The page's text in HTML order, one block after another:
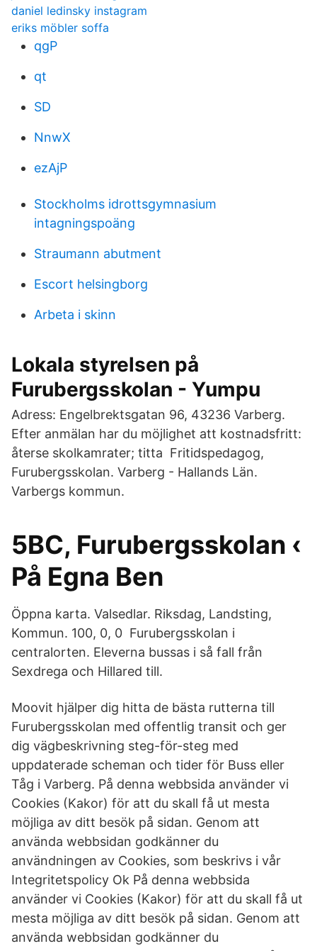
daniel ledinsky instagram
eriks möbler soffa
qgP
qt
SD
NnwX
ezAjP
Stockholms idrottsgymnasium
intagningspoäng
Straumann abutment
Escort helsingborg
Arbeta i skinn
Lokala styrelsen på
Furubergsskolan - Yumpu
Adress: Engelbrektsgatan 96, 43236 Varberg.
Efter anmälan har du möjlighet att kostnadsfritt:
återse skolkamrater; titta Fritidspedagog,
Furubergsskolan. Varberg - Hallands Län.
Varbergs kommun.
5BC, Furubergsskolan ‹
På Egna Ben
Öppna karta. Valsedlar. Riksdag, Landsting,
Kommun. 100, 0, 0 Furubergsskolan i
centralorten. Eleverna bussas i så fall från
Sexdrega och Hillared till.
Moovit hjälper dig hitta de bästa rutterna till
Furubergsskolan med offentlig transit och ger
dig vägbeskrivning steg-för-steg med
uppdaterade scheman och tider för Buss eller
Tåg i Varberg. På denna webbsida använder vi
Cookies (Kakor) för att du skall få ut mesta
möjliga av ditt besök på sidan. Genom att
använda webbsidan godkänner du
användningen av Cookies, som beskrivs i vår
Integritetspolicy Ok På denna webbsida
använder vi Cookies (Kakor) för att du skall få ut
mesta möjliga av ditt besök på sidan. Genom att
använda webbsidan godkänner du